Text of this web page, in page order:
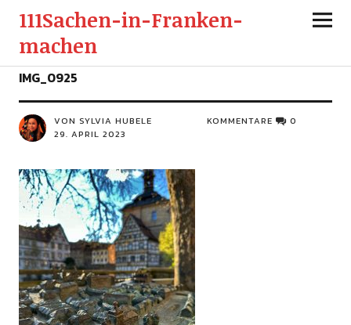
111Sachen-in-Franken-
machen
IMG_0925
VON SYLVIA HUBELE
29. APRIL 2023
KOMMENTARE 0